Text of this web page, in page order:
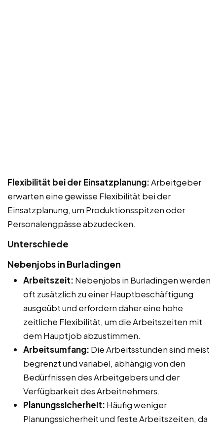
Flexibilität bei der Einsatzplanung:Arbeitgeber
erwarten eine gewisse Flexibilität bei der
Einsatzplanung, um Produktionsspitzen oder
Personalengpässe abzudecken.
Unterschiede
Nebenjobs in Burladingen
Arbeitszeit: Nebenjobs in Burladingen werden
oft zusätzlich zu einer Hauptbeschäftigung
ausgeübt und erfordern daher eine hohe
zeitliche Flexibilität, um die Arbeitszeiten mit
dem Hauptjob abzustimmen.
Arbeitsumfang: Die Arbeitsstunden sind meist
begrenzt und variabel, abhängig von den
Bedürfnissen des Arbeitgebers und der
Verfügbarkeit des Arbeitnehmers.
Planungssicherheit: Häufig weniger
Planungssicherheit und feste Arbeitszeiten, da